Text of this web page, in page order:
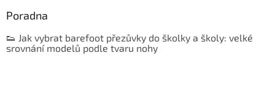
Poradna
👟 Jak vybrat barefoot přezůvky do školky a školy: velké
srovnání modelů podle tvaru nohy